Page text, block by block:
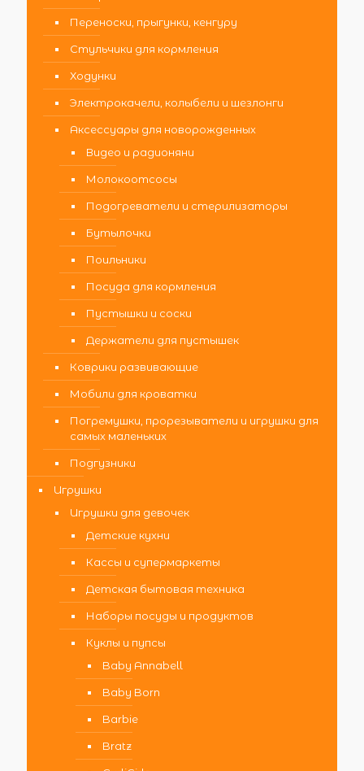
Переноски, прыгунки, кенгуру
Стульчики для кормления
Ходунки
Электрокачели, колыбели и шезлонги
Аксессуары для новорожденных
Видео и радионяни
Молокоотсосы
Подогреватели и стерилизаторы
Бутылочки
Поильники
Посуда для кормления
Пустышки и соски
Держатели для пустышек
Коврики развивающие
Мобили для кроватки
Погремушки, прорезыватели и игрушки для
самых маленьких
Подгузники
Игрушки
Игрушки для девочек
Детские кухни
Кассы и супермаркеты
Детская бытовая техника
Наборы посуды и продуктов
Куклы и пупсы
Baby Annabell
Baby Born
Barbie
Bratz